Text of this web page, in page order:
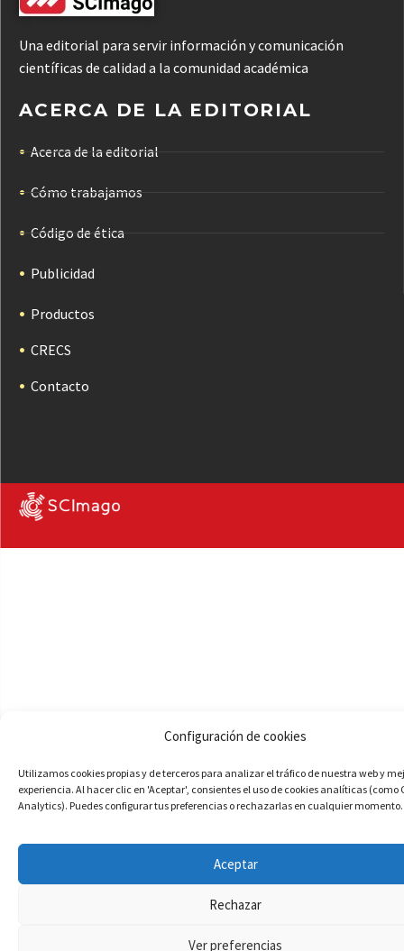
Configuración de cookies
Utilizamos cookies propias y de terceros para analizar el tráfico de nuestra web y
experiencia. Al hacer clic en 'Aceptar', consientes el uso de cookies analíticas (como
Analytics). Puedes configurar tus preferencias o rechazarlas en cualquier momento.
Aceptar
Rechazar
Ver preferencias
Una editorial para servir información y comunicación
científicas de calidad a la comunidad académica
ACERCA DE LA EDITORIAL
Acerca de la editorial
Cómo trabajamos
Código de ética
Publicidad
Productos
CRECS
Contacto